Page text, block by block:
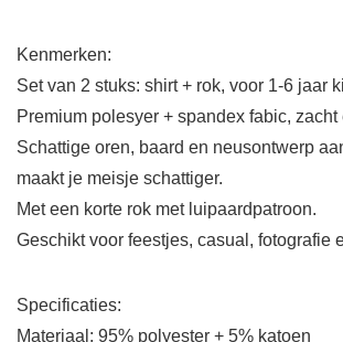
Kenmerken:
Set van 2 stuks: shirt + rok, voor 1-6 jaar
Premium polesyer + spandex fabic, zacht
Schattige oren, baard en neusontwerp
maakt je meisje schattiger.
Met een korte rok met luipaardpatroon.
Geschikt voor feestjes, casual, fotografie
Specificaties:
Materiaal: 95% polyester + 5% katoen